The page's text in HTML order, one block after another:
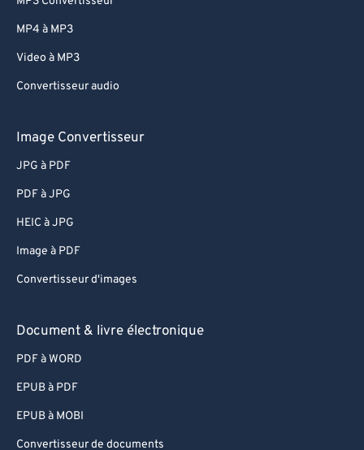
MP4 à MP3
Video à MP3
Convertisseur audio
Image Convertisseur
JPG à PDF
PDF à JPG
HEIC à JPG
Image à PDF
Convertisseur d'images
Document & livre électronique
PDF à WORD
EPUB à PDF
EPUB à MOBI
Convertisseur de documents